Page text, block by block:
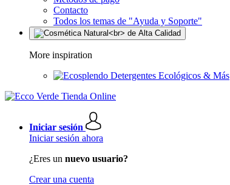
Contacto
Todos los temas de "Ayuda y Soporte"
More inspiration
Detergentes Ecológicos & Más
Iniciar sesión
Iniciar sesión ahora
¿Eres un nuevo usuario?
Crear una cuenta